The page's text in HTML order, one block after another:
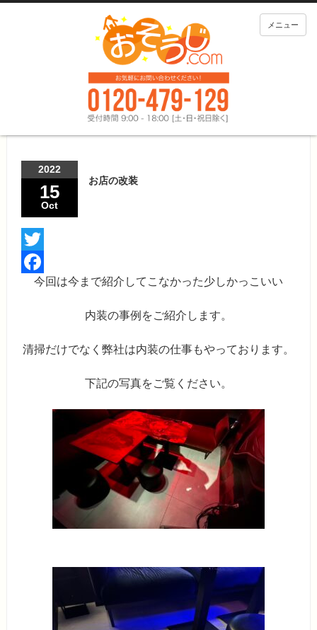
メニュー
2022
15
Oct
お店の改装
Twitter
Facebook
今回は今まで紹介してこなかった少しかっこいい
内装の事例をご紹介します。
清掃だけでなく弊社は内装の仕事もやっております。
下記の写真をご覧ください。